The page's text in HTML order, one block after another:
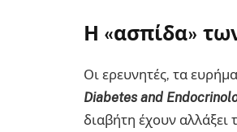
Η «ασπίδα»
Οι ερευνητές, τα
Diabetes and
διαβήτη έχουν αλλάξει